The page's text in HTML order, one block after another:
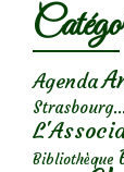
Agenda
Strasbourg...
Bibliothèque